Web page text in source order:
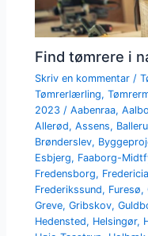
Find tømrere i
Skriv en kommentar /
Tømrerlærling,
2023/Aabenraa,
Allerød,Assens,
Brønderslev,
Esbjerg, Faaborg-
Fredensborg, Fredericia
Frederikssund, Furesø,
Greve,Gribskov,
Hedensted, Helsingør,